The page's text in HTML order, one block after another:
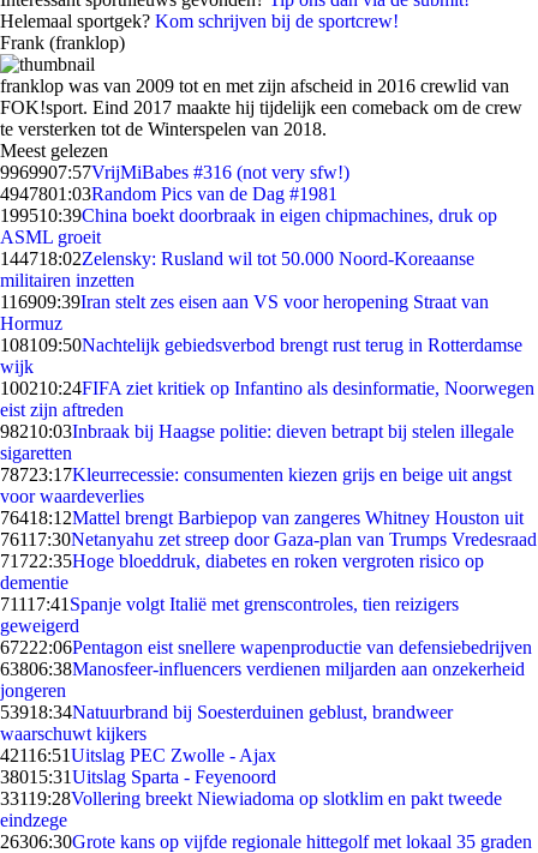
Helemaal sportgek? Kom schrijven bij de sportcrew!
Frank (franklop)
franklop was van 2009 tot en met zijn afscheid in 2016 crewlid van
FOK!sport. Eind 2017 maakte hij tijdelijk een comeback om de crew
te versterken tot de Winterspelen van 2018.
Meest gelezen
9969907:57VrijMiBabes #316 (not very sfw!)
4947801:03Random Pics van de Dag #1981
199510:39China boekt doorbraak in eigen chipmachines, druk op
ASML groeit
144718:02Zelensky: Rusland wil tot 50.000 Noord-Koreaanse
militairen inzetten
116909:39Iran stelt zes eisen aan VS voor heropening Straat van
Hormuz
108109:50Nachtelijk gebiedsverbod brengt rust terug in Rotterdamse
wijk
100210:24FIFA ziet kritiek op Infantino als desinformatie, Noorwegen
eist zijn aftreden
98210:03Inbraak bij Haagse politie: dieven betrapt bij stelen illegale
sigaretten
78723:17Kleurrecessie: consumenten kiezen grijs en beige uit angst
voor waardeverlies
76418:12Mattel brengt Barbiepop van zangeres Whitney Houston uit
76117:30Netanyahu zet streep door Gaza-plan van Trumps Vredesraad
71722:35Hoge bloeddruk, diabetes en roken vergroten risico op
dementie
71117:41 Spanje volgt Italië met grenscontroles, tien reizigers
geweigerd
67222:06Pentagon eist snellere wapenproductie van defensiebedrijven
63806:38Manosfeer-influencers verdienen miljarden aan onzekerheid
jongeren
53918:34Natuurbrand bij Soesterduinen geblust, brandweer
waarschuwt kijkers
42116:51Uitslag PEC Zwolle - Ajax
38015:31Uitslag Sparta - Feyenoord
33119:28Vollering breekt Niewiadoma op slotklim en pakt tweede
eindzege
26306:30Grote kans op vijfde regionale hittegolf met lokaal 35 graden